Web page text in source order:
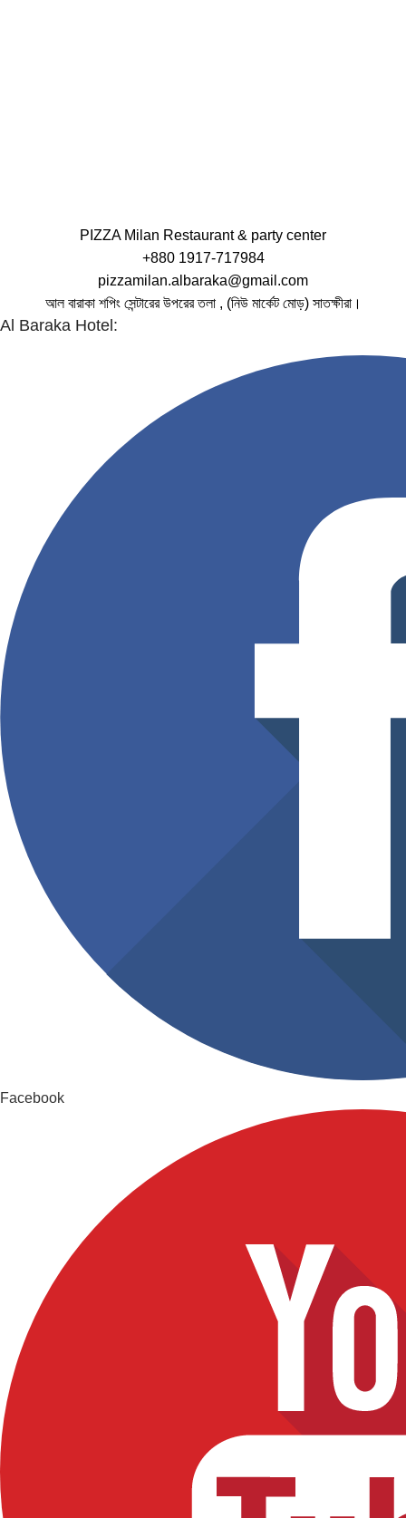
PIZZA Milan Restaurant & party center
+880 1917-717984
pizzamilan.albaraka@gmail.com
আল বারাকা শপিং সেন্টারের উপরের তলা , (নিউ মার্কেট মোড়) সাতক্ষীরা।
Al Baraka Hotel:
Facebook